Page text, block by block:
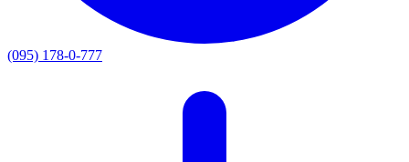
(095) 178-0-777